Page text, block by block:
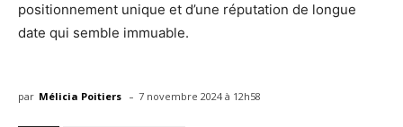
positionnement unique et d’une réputation de longue
date qui semble immuable.
par Mélicia Poitiers - 7 novembre 2024 à 12h58